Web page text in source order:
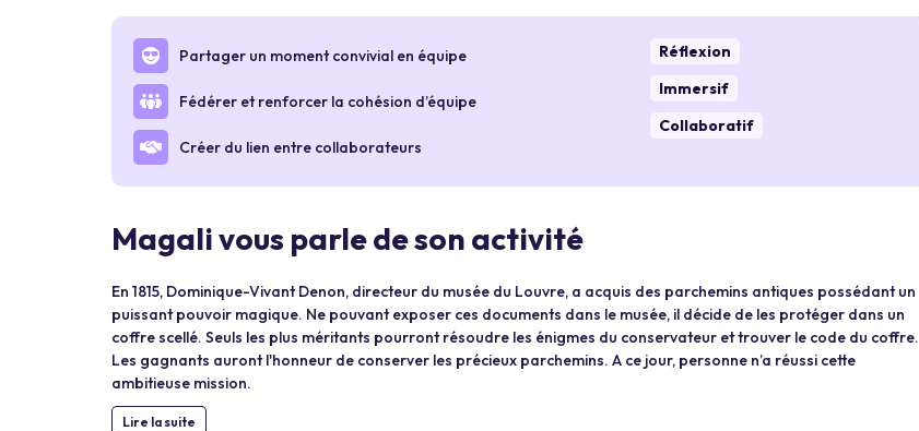
Partager un moment convivial en équipe
Fédérer et renforcer la cohésion d’équipe
Créer du lien entre collaborateurs
Réflexion
Immersif
Collaboratif
Magali vous parle de son activité
En 1815, Dominique-Vivant Denon, directeur du musée du Louvre, a acquis des parchemins antiques possédant un
puissant pouvoir magique. Ne pouvant exposer ces documents dans le musée, il décide de les protéger dans un
coffre scellé. Seuls les plus méritants pourront résoudre les énigmes du conservateur et trouver le code du coffre.
Les gagnants auront l'honneur de conserver les précieux parchemins. A ce jour, personne n’a réussi cette
ambitieuse mission.
Lire la suite